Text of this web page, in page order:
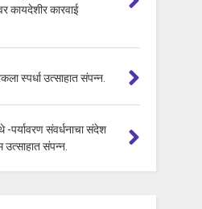
कायदेशीर कारवाई
स्पर्धा उत्साहात संपन्न.
पर्यावरण संवर्धनाचा संदेश
उत्साहात संपन्न.